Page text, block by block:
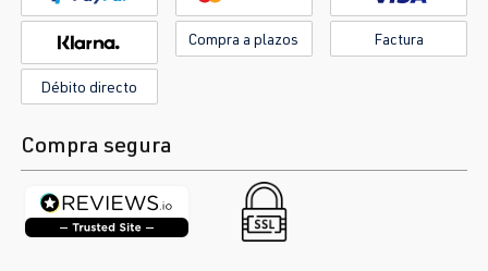
Compra a plazos Factura
Débito directo
Compra segura